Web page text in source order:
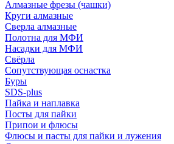
Алмазные фрезы (чашки)
Круги алмазные
Сверла алмазные
Полотна для МФИ
Насадки для МФИ
Свёрла
Сопутствующая оснастка
Буры
SDS-plus
Пайка и наплавка
Посты для пайки
Припои и флюсы
Флюсы и пасты для пайки и лужения